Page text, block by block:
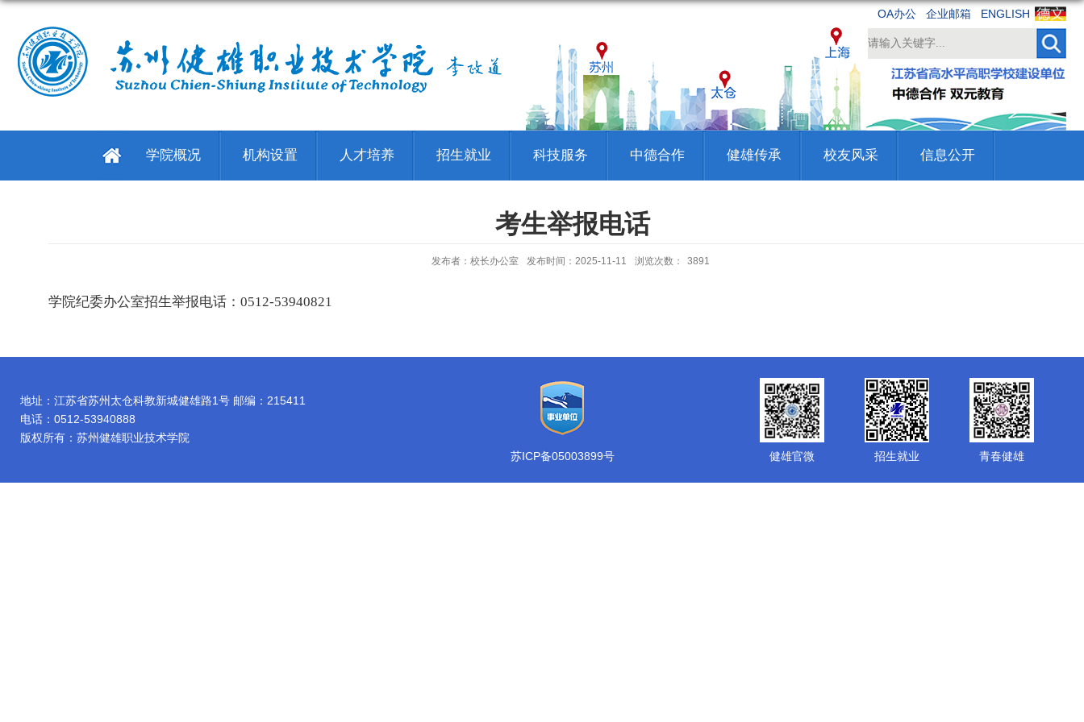
OA办公 企业邮箱 ENGLISH
学院概况 机构设置 人才培养 招生就业 科技服务 中德合作 健雄传承 校友风采 信息公开
考生举报电话
发布者：校长办公室 发布时间：2025-11-11 浏览次数： 3891
学院纪委办公室招生举报电话 ：0512-53940821
地址：江苏省苏州太仓科教新城健雄路1号 邮编：215411
电话：0512-53940888
版权所有：苏州健雄职业技术学院
苏ICP备05003899号
健雄官微 招生就业 青春健雄